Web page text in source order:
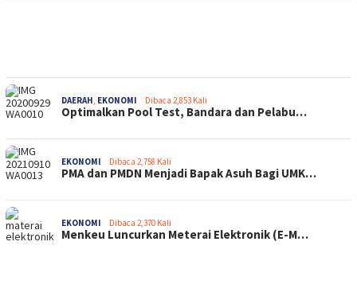
DAERAH, EKONOMI Dibaca 2,853 Kali
Optimalkan Pool Test, Bandara dan Pelabu…
EKONOMI Dibaca 2,758 Kali
PMA dan PMDN Menjadi Bapak Asuh Bagi UMK…
EKONOMI Dibaca 2,370 Kali
Menkeu Luncurkan Meterai Elektronik (E-M…